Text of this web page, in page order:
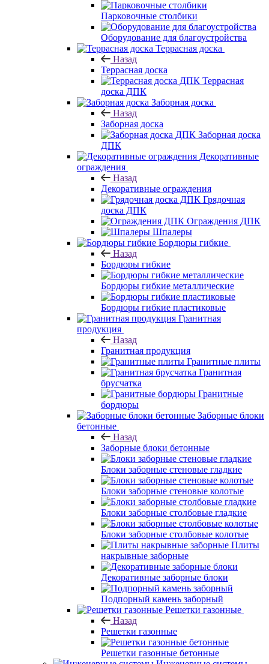
Парковочные столбики
Оборудование для благоустройства
Террасная доска
Назад
Террасная доска
Террасная
доска ДПК
Заборная доска
Назад
Заборная доска
Заборная доска
ДПК
Декоративные
ограждения
Назад
Декоративные ограждения
Грядочная
доска ДПК
Ограждения ДПК
Шпалеры
Бордюры гибкие
Назад
Бордюры гибкие
Бордюры гибкие металлические
Бордюры гибкие пластиковые
Гранитная
продукция
Назад
Гранитная продукция
Гранитные плиты
Гранитная
брусчатка
Гранитные
бордюры
Заборные блоки
бетонные
Назад
Заборные блоки бетонные
Блоки заборные стеновые гладкие
Блоки заборные стеновые колотые
Блоки заборные столбовые гладкие
Блоки заборные столбовые колотые
Плиты
накрывные заборные
Декоративные заборные блоки
Подпорный камень заборный
Решетки газонные
Назад
Решетки газонные
Решетки газонные бетонные